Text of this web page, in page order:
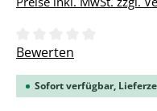
Durchschnittliche
Bewerten
Sofort verfügbar,